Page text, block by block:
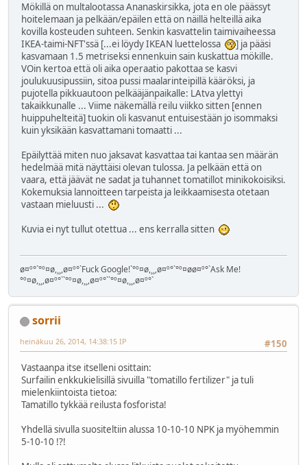
Mökillä on multalootassa Ananaskirsikka, jota en ole päässyt
hoitelemaan ja pelkään/epäilen että on näillä helteillä aika
kovilla kosteuden suhteen. Senkin kasvattelin taimivaiheessa
IKEA-taimi-NFT'ssä [...ei löydy IKEAN luettelossa
] ja pääsi
kasvamaan 1.5 metriseksi ennenkuin sain kuskattua mökille.
VOin kertoa että oli aika operaatio pakottaa se kasvi
joulukuusipussiin, sitoa pussi maalarinteipillä kääröksi, ja
pujotella pikkuautoon pelkääjänpaikalle: LAtva ylettyi
takaikkunalle ... Viime näkemällä reilu viikko sitten [ennen
huippuhelteitä] tuokin oli kasvanut entuisestään jo isommaksi
kuin yksikään kasvattamani tomaatti ...
Epäilyttää miten nuo jaksavat kasvattaa tai kantaa sen määrän
hedelmää mitä näyttäisi olevan tulossa. Ja pelkään että on
vaara, että jäävät ne sadat ja tuhannet tomatillot minikokoisiksi.
Kokemuksia lannoitteen tarpeista ja leikkaamisesta otetaan
vastaan mieluusti ...
Kuvia ei nyt tullut otettua ... ens kerralla sitten
ø¤º°`°º¤ø,¸¸,ø¤º°`Fuck Google!`°º¤ø,¸¸,ø¤º°`°º¤øø¤º°`Ask Me!
°º¤ø,¸¸,ø¤º°``°º¤ø,¸¸,ø¤º°``°º¤ø,¸¸,ø¤º°`
sorrii
#150
heinäkuu 26, 2014, 14:38:15 IP
Vastaanpa itse itselleni osittain:
Surfailin enkkukielisillä sivuilla "tomatillo fertilizer" ja tuli
mielenkiintoista tietoa:
Tamatillo tykkää reilusta fosforista!
Yhdellä sivulla suositeltiin alussa 10-10-10 NPK ja myöhemmin
5-10-10 !?!